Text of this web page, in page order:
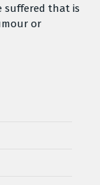
suffered that is
or